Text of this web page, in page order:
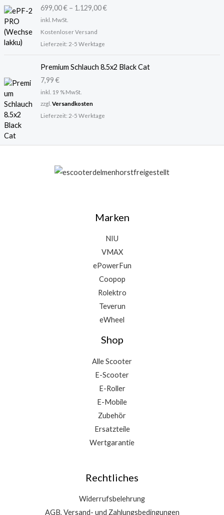
699,00€– 1.129,00€
inkl. MwSt.
Kostenloser Versand
Lieferzeit: 2-5 Werktage
Premium Schlauch 8.5x2 Black Cat
7,99€
inkl. 19 % MwSt.
zzgl. Versandkosten
Lieferzeit: 2-5 Werktage
Marken
NIU
VMAX
ePowerFun
Coopop
Rolektro
Teverun
eWheel
Shop
Alle Scooter
E-Scooter
E-Roller
E-Mobile
Zubehör
Ersatzteile
Wertgarantie
Rechtliches
Widerrufsbelehrung
AGB, Versand- und Zahlungsbedingungen